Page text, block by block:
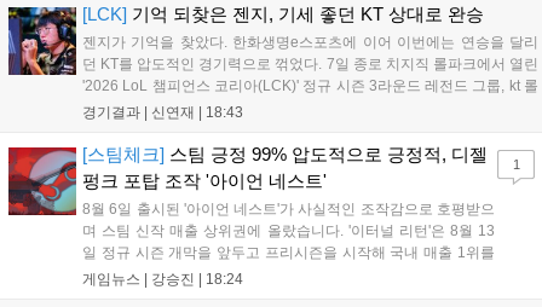
하며 POM에 선정됐...
[LCK] 기억 되찾은 젠지, 기세 좋던 KT 상대로 완승
젠지가 기억을 찾았다. 한화생명e스포츠에 이어 이번에는 연승을 달리
던 KT를 압도적인 경기력으로 꺾었다. 7일 종로 치지직 롤파크에서 열린
'2026 LoL 챔피언스 코리아(LCK)' 정규 시즌 3라운드 레전드 그룹, kt 롤
스터와 젠지 e스포츠의 대결에서 젠지가 압승을 거뒀다. 개막주까지만
경기결과 | 신연재 | 18:43
[스팀체크] 스팀 긍정 99% 압도적으로 긍정적, 디젤
펑크 포탑 조작 '아이언 네스트'
8월 6일 출시된 '아이언 네스트'가 사실적인 조작감으로 호평받으
며 스팀 신작 매출 상위권에 올랐습니다. '이터널 리턴'은 8월 13
일 정규 시즌 개막을 앞두고 프리시즌을 시작해 국내 매출 1위를
기록했습니다. 25주년을 맞은 '고스트 리콘' 시리즈는 8월 6일 쇼
게임뉴스 | 강승진 | 18:24
1